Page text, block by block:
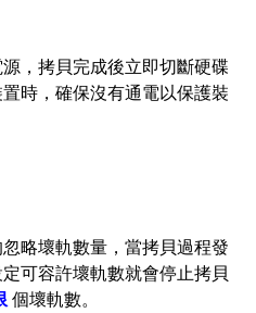
，拷貝完成後立即切斷硬碟
時，確保沒有通電以保護裝
略壞軌數量，當拷貝過程發
可容許壞軌數就會停止拷貝
個壞軌數。